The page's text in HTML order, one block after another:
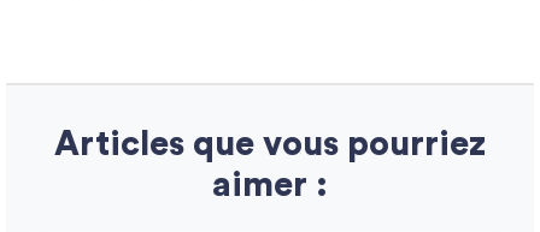
Articles que vous pourriez
aimer :